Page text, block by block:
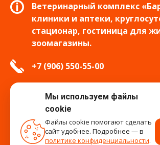
Ветеринарный комплекс
клиники и аптеки,
стационар, гостиница для
зоомагазины.
+7 (906) 550-55-00
info.tver@bars-vet.ru
время работы
Мы используем файлы
cookie
Файлы cookie помогают сделать
сайт удобнее. Подробнее — в
политике конфиденциальности.